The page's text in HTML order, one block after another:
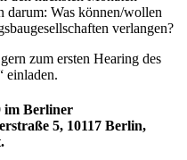
darum: Was können/wollen
verlangen?
zum ersten Hearing des
einladen.
im Berliner
5, 10117 Berlin,